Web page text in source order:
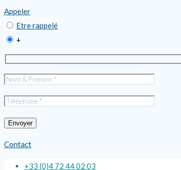
Appeler
Etre rappelé
+
Contact
+33 (0)4 72 44 02 03